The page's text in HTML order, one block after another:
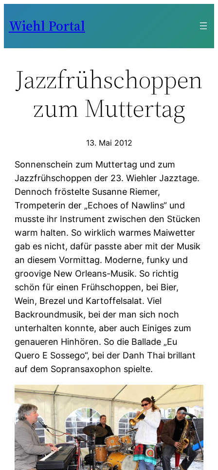
Inhalt
Wiehl Portal
Jazzfrühschoppen
zum Muttertag
13. Mai 2012
Sonnenschein zum Muttertag und zum
Jazzfrühschoppen der 23. Wiehler Jazztage.
Dennoch fröstelte Susanne Riemer,
Trompeterin der „Echoes of Nawlins“ und
musste ihr Instrument zwischen den Stücken
warm halten. So wirklich warmes Maiwetter
gab es nicht, dafür passte aber mit der Musik
an diesem Vormittag. Moderne, funky und
groovige New Orleans-Musik. So richtig
schön für einen Frühschoppen, bei Bier,
Wein, Brezel und Kartoffelsalat. Viel
Backroundmusik, bei der man sich noch
unterhalten konnte, aber auch Einiges zum
genaueren Hinhören. So die Ballade „Eu
Quero E Sossego“, bei der Danh Thai brillant
auf dem Sopransaxophon spielte.